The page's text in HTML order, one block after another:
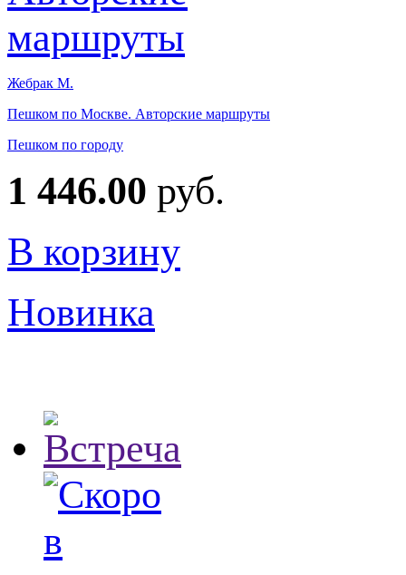
Жебрак М.
Пешком по Москве. Авторские маршруты
Пешком по городу
1 446.00 руб.
В корзину
Новинка